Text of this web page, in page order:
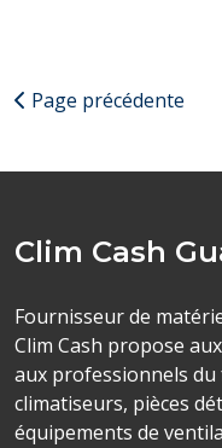
Page précédente
Clim Cash
Fournisseur de
Clim Cash propose
aux professionnels
climatiseurs, pièces
équipements de